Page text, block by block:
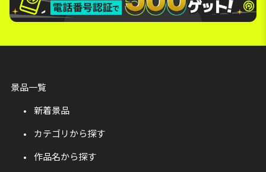
景品一覧
新着景品
カテゴリから探す
作品名から探す